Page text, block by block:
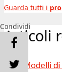
Guarda tutti i
Articoli
Modelli
Condividi